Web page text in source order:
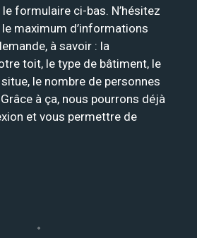
formulaire ci-bas. N’hésitez
maximum d’informations
à savoir : la
toit, le type de bâtiment, le
le nombre de personnes
à ça, nous pourrons déjà
et vous permettre de